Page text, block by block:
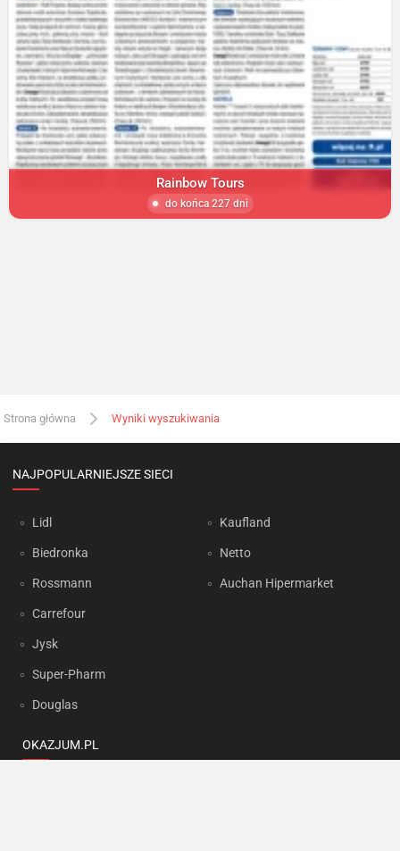
Rainbow Tours
do końca 227 dni
Strona główna Wyniki wyszukiwania
NAJPOPULARNIEJSZE SIECI
Lidl
Biedronka
Rossmann
Carrefour
Jysk
Super-Pharm
Douglas
Kaufland
Netto
Auchan Hipermarket
OKAZJUM.PL